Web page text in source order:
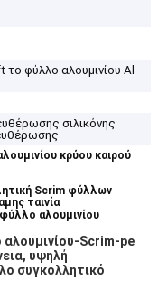
το φύλλο αλουμινίου Al
σιλικόνης
κρύου καιρού
Scrim φύλλων
ταινία
αλουμινίου
αλουμινίου-Scrim-pe
υψηλή
συγκολλητικό